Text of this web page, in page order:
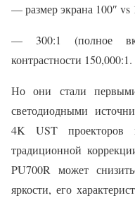
— размер экрана 100″ vs
— 300:1 (полное
контрастности 150,000:1.
Но они стали
светодиодными
4K UST проекторов
традиционной
PU700R может
яркости, его